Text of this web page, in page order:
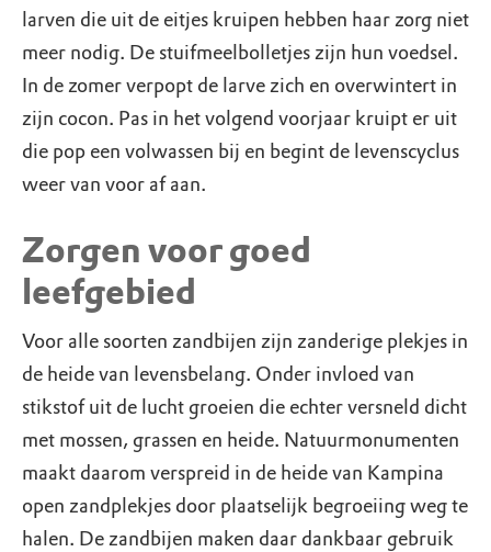
larven die uit de eitjes kruipen hebben haar zorg niet
meer nodig. De stuifmeelbolletjes zijn hun voedsel.
In de zomer verpopt de larve zich en overwintert in
zijn cocon. Pas in het volgend voorjaar kruipt er uit
die pop een volwassen bij en begint de levenscyclus
weer van voor af aan.
Zorgen voor goed
leefgebied
Voor alle soorten zandbijen zijn zanderige plekjes in
de heide van levensbelang. Onder invloed van
stikstof uit de lucht groeien die echter versneld dicht
met mossen, grassen en heide. Natuurmonumenten
maakt daarom verspreid in de heide van Kampina
open zandplekjes door plaatselijk begroeiing weg te
halen. De zandbijen maken daar dankbaar gebruik